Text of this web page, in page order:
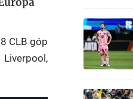
CLB góp